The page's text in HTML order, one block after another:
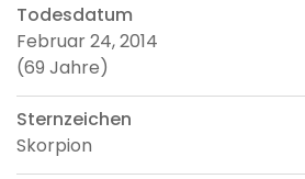
Todesdatum
Februar 24, 2014
(69 Jahre)
Sternzeichen
Skorpion